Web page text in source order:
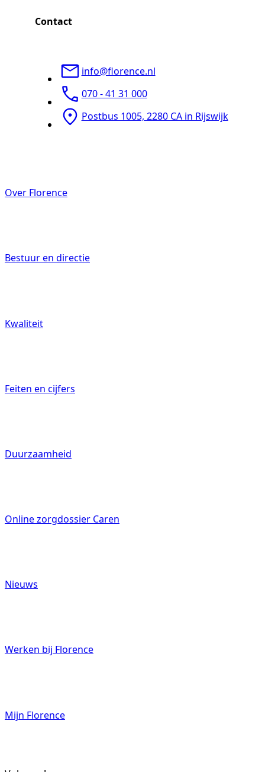
Contact
Contact
info@florence.nl
070 - 41 31 000
Postbus 1005, 2280 CA in Rijswijk
Over Florence
Bestuur en directie
Kwaliteit
Feiten en cijfers
Duurzaamheid
Online zorgdossier Caren
Nieuws
Werken bij Florence
Mijn Florence